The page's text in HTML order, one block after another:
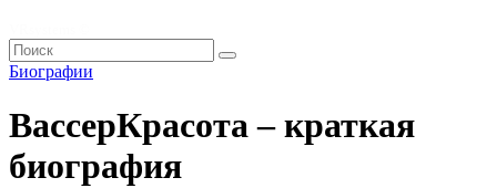
Биографии
ВассерКрасота – краткая
биография